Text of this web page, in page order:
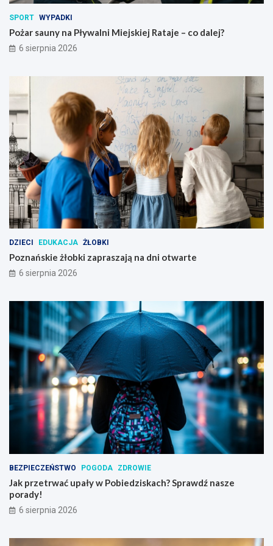
i
e
j
s
R
a
t
a
j
e
–
c
o
d
a
l
e
j
?
s
z
a
j
n
o
t
w
a
r
t
e
SPORT WYPADKI
Pożar sauny na Pływalni Miejskiej Rataje – co dalej?
6 sierpnia 2026
DZIECI EDUKACJA ŻŁOBKI
Poznańskie żłobki zapraszają na dni otwarte
6 sierpnia 2026
BEZPIECZEŃSTWO POGODA ZDROWIE
Jak przetrwać upały w Pobiedziskach? Sprawdź nasze
porady!
6 sierpnia 2026